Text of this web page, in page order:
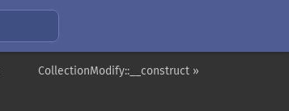
CollectionModify::__construct »